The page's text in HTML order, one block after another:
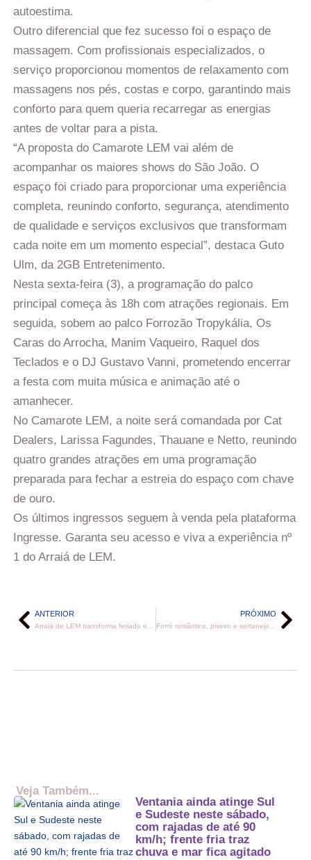
autoestima.
Outro diferencial que fez sucesso foi o espaço de
massagem. Com profissionais especializados, o
serviço proporcionou momentos de relaxamento com
massagens nos pés, costas e corpo, garantindo mais
conforto para quem queria recarregar as energias
antes de voltar para a pista.
“A proposta do Camarote LEM vai além de
acompanhar os maiores shows do São João. O
espaço foi criado para proporcionar uma experiência
completa, reunindo conforto, segurança, atendimento
de qualidade e serviços exclusivos que transformam
cada noite em um momento especial”, destaca Guto
Ulm, da 2GB Entretenimento.
Nesta sexta-feira (3), a programação do palco
principal começa às 18h com atrações regionais. Em
seguida, sobem ao palco Forrozão Tropykália, Os
Caras do Arrocha, Manim Vaqueiro, Raquel dos
Teclados e o DJ Gustavo Vanni, prometendo encerrar
a festa com muita música e animação até o
amanhecer.
No Camarote LEM, a noite será comandada por Cat
Dealers, Larissa Fagundes, Thauane e Netto, reunindo
quatro grandes atrações em uma programação
preparada para fechar a estreia do espaço com chave
de ouro.
Os últimos ingressos seguem à venda pela plataforma
Ingresse. Garanta seu acesso e viva a experiência nº
1 do Arraiá de LEM.
ANTERIOR PRÓXIMO
Veja Também...
Ventania ainda atinge Sul
e Sudeste neste sábado,
com rajadas de até 90
km/h; frente fria traz
chuva e mar fica agitado